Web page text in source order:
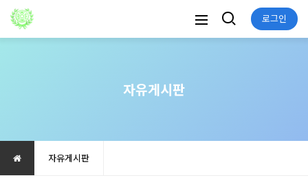
로그인
자유게시판
자유게시판